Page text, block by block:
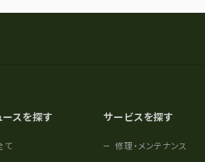
ースを探す
て
サービスを探す
修理・メンテナンス